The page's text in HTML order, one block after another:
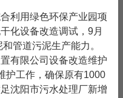
用绿色环保产业园项
化设备改造调试，9月
管道污泥生产能力。
有限公司设备改造维护
护工作，确保原有1000
沈阳市污水处理厂新增